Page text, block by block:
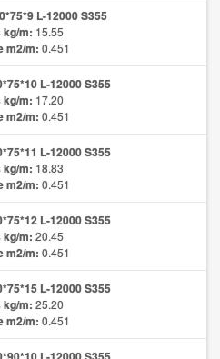
L-12000 S355
kg/m: 15.55
m2/m: 0.451
L-12000 S355
kg/m: 17.20
m2/m: 0.451
L-12000 S355
kg/m: 18.83
m2/m: 0.451
L-12000 S355
kg/m: 20.45
m2/m: 0.451
L-12000 S355
kg/m: 25.20
m2/m: 0.451